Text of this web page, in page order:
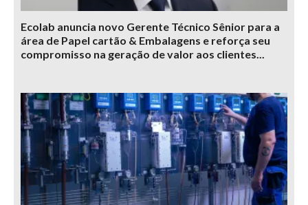
Ecolab anuncia novo Gerente Técnico Sênior para a
área de Papel cartão & Embalagens e reforça seu
compromisso na geração de valor aos clientes...